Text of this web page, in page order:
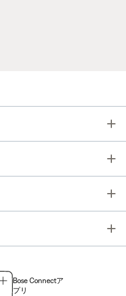
Bose Connectア
プリ